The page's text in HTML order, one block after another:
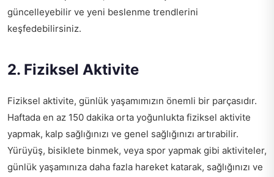
güncelleyebilir ve yeni beslenme trendlerini
keşfedebilirsiniz.
2. Fiziksel Aktivite
Fiziksel aktivite, günlük yaşamımızın önemli bir parçasıdır.
Haftada en az 150 dakika orta yoğunlukta fiziksel aktivite
yapmak, kalp sağlığınızı ve genel sağlığınızı artırabilir.
Yürüyüş, bisiklete binmek, veya spor yapmak gibi aktiviteler,
günlük yaşamınıza daha fazla hareket katarak, sağlığınızı ve